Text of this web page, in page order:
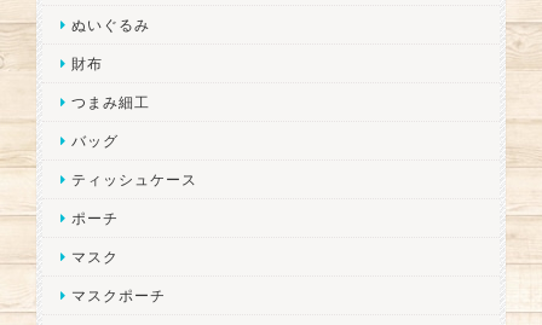
ぬいぐるみ
財布
つまみ細工
バッグ
ティッシュケース
ポーチ
マスク
マスクポーチ